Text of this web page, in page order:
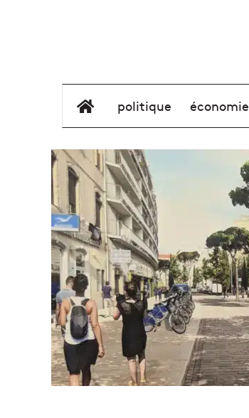
élément de menu
politique économie